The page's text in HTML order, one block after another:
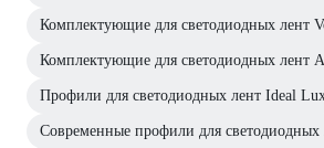
Комплектующие для светодиодных лент
Комплектующие для светодиодных лент
Профили для светодиодных лент Ideal
Современные профили для светодиодных